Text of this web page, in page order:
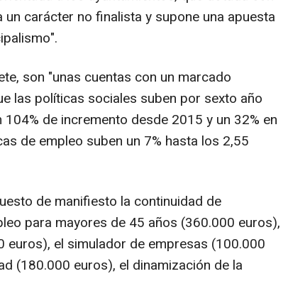
carácter no finalista y supone una apuesta
son "unas cuentas con un marcado
las políticas sociales suben por sexto año
de incremento desde 2015 y un 32% en
de empleo suben un 7% hasta los 2,55
de manifiesto la continuidad de
para mayores de 45 años (360.000 euros),
euros), el simulador de empresas (100.000
(180.000 euros), el dinamización de la